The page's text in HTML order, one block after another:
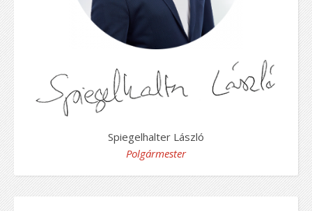
Spiegelhalter László
Polgármester